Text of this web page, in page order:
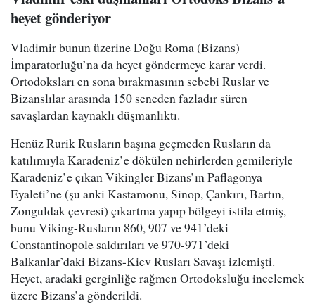
heyet gönderiyor
Vladimir bunun üzerine Doğu Roma (Bizans)
İmparatorluğu’na da heyet göndermeye karar verdi.
Ortodoksları en sona bırakmasının sebebi Ruslar ve
Bizanslılar arasında 150 seneden fazladır süren
savaşlardan kaynaklı düşmanlıktı.
Henüz Rurik Rusların başına geçmeden Rusların da
katılımıyla Karadeniz’e dökülen nehirlerden gemileriyle
Karadeniz’e çıkan Vikingler Bizans’ın Paflagonya
Eyaleti’ne (şu anki Kastamonu, Sinop, Çankırı, Bartın,
Zonguldak çevresi) çıkartma yapıp bölgeyi istila etmiş,
bunu Viking-Rusların 860, 907 ve 941’deki
Constantinopole saldırıları ve 970-971’deki
Balkanlar’daki Bizans-Kiev Rusları Savaşı izlemişti.
Heyet, aradaki gerginliğe rağmen Ortodoksluğu incelemek
üzere Bizans’a gönderildi.